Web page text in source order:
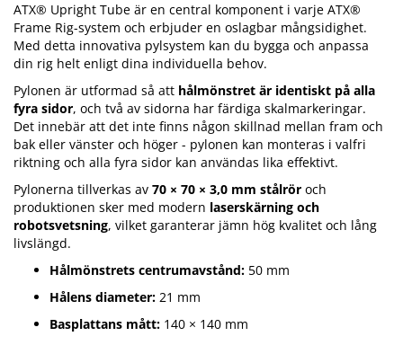
ATX® Upright Tube är en central komponent i varje ATX®
Frame Rig-system och erbjuder en oslagbar mångsidighet.
Med detta innovativa pylsystem kan du bygga och anpassa
din rig helt enligt dina individuella behov.
Pylonen är utformad så att hålmönstret är identiskt på alla
fyra sidor, och två av sidorna har färdiga skalmarkeringar.
Det innebär att det inte finns någon skillnad mellan fram och
bak eller vänster och höger - pylonen kan monteras i valfri
riktning och alla fyra sidor kan användas lika effektivt.
Pylonerna tillverkas av 70 × 70 × 3,0 mm stålrör och
produktionen sker med modern laserskärning och
robotsvetsning, vilket garanterar jämn hög kvalitet och lång
livslängd.
Hålmönstrets centrumavstånd: 50 mm
Hålens diameter: 21 mm
Basplattans mått: 140 × 140 mm